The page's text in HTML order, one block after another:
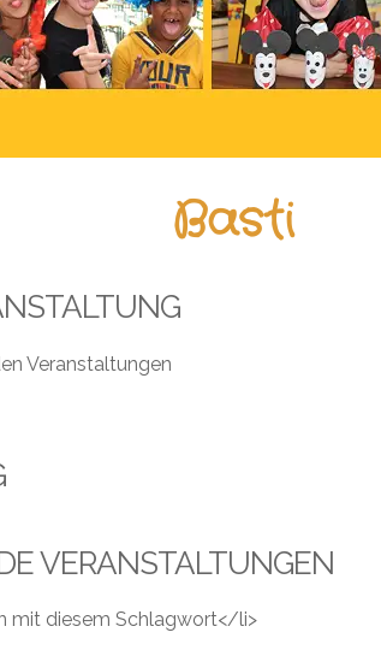
Basti
Veranstaltungen
VERANSTALTUNGEN
mit diesem Schlagwort</li>